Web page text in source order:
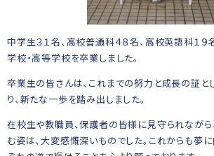
中学生３１名、高校普通科４８名、高校英語科１９
学校・高等学校を卒業しました。
卒業生の皆さんは、これまでの努力と成長の証
り、新たな一歩を踏み出しました。
在校生や教職員、保護者の皆様に見守られなが
む姿は、大変感慨深いものでした。これからも夢